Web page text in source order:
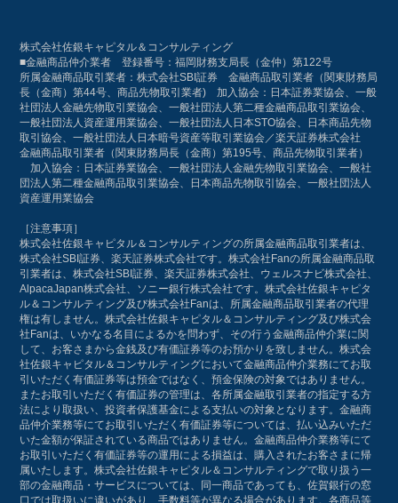
株式会社佐銀キャピタル＆コンサルティング
■金融商品仲介業者 登録番号：福岡財務支局長（金仲）第122号
所属金融商品取引業者：株式会社SBI証券 金融商品取引業者（関東財務局
長（金商）第44号、商品先物取引業者) 加入協会：日本証券業協会、一般
社団法人金融先物取引業協会、一般社団法人第二種金融商品取引業協会、
一般社団法人資産運用業協会、一般社団法人日本STO協会、日本商品先物
取引協会、一般社団法人日本暗号資産等取引業協会／楽天証券株式会社
金融商品取引業者（関東財務局長（金商）第195号、商品先物取引業者）
加入協会：日本証券業協会、一般社団法人金融先物取引業協会、一般社
団法人第二種金融商品取引業協会、日本商品先物取引協会、一般社団法人
資産運用業協会
［注意事項］
株式会社佐銀キャピタル＆コンサルティングの所属金融商品取引業者は、
株式会社SBI証券、楽天証券株式会社です。株式会社Fanの所属金融商品取
引業者は、株式会社SBI証券、楽天証券株式会社、ウェルスナビ株式会社、
AlpacaJapan株式会社、ソニー銀行株式会社です。株式会社佐銀キャピタ
ル＆コンサルティング及び株式会社Fanは、所属金融商品取引業者の代理
権は有しません。株式会社佐銀キャピタル＆コンサルティング及び株式会
社Fanは、いかなる名目によるかを問わず、その行う金融商品仲介業に関
して、お客さまから金銭及び有価証券等のお預かりを致しません。株式会
社佐銀キャピタル＆コンサルティングにおいて金融商品仲介業務にてお取
引いただく有価証券等は預金ではなく、預金保険の対象ではありません。
またお取引いただく有価証券の管理は、各所属金融取引業者の指定する方
法により取扱い、投資者保護基金による支払いの対象となります。金融商
品仲介業務等にてお取引いただく有価証券等については、払い込みいただ
いた金額が保証されている商品ではありません。金融商品仲介業務等にて
お取引いただく有価証券等の運用による損益は、購入されたお客さまに帰
属いたします。株式会社佐銀キャピタル＆コンサルティングで取り扱う一
部の金融商品・サービスについては、同一商品であっても、佐賀銀行の窓
口では取扱いに違いがあり、手数料等が異なる場合があります。各商品等